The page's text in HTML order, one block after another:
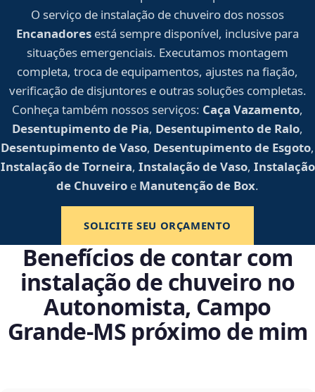
O serviço de instalação de chuveiro dos nossos
Encanadores está sempre disponível, inclusive para
situações emergenciais. Executamos montagem
completa, troca de equipamentos, ajustes na fiação,
verificação de disjuntores e outras soluções completas.
Conheça também nossos serviços: Caça Vazamento,
Desentupimento de Pia, Desentupimento de Ralo,
Desentupimento de Vaso, Desentupimento de Esgoto,
Instalação de Torneira, Instalação de Vaso, Instalação
de Chuveiro e Manutenção de Box.
SOLICITE SEU ORÇAMENTO
Benefícios de contar com
instalação de chuveiro no
Autonomista, Campo
Grande‑MS próximo de mim